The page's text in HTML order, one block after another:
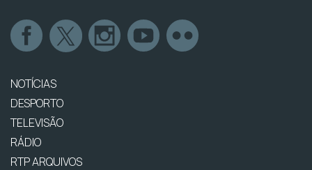
NOTÍCIAS
DESPORTO
TELEVISÃO
RÁDIO
RTP ARQUIVOS